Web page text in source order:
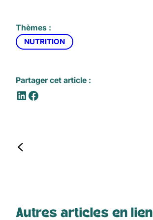
Thèmes :
NUTRITION
Partager cet article :
LinkedIn Facebook
Autres articles en lien